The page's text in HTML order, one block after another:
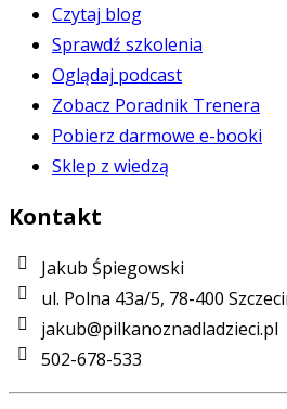
Czytaj blog
Sprawdź szkolenia
Oglądaj podcast
Zobacz Poradnik Trenera
Pobierz darmowe e-booki
Sklep z wiedzą
Kontakt
Jakub Śpiegowski
ul. Polna 43a/5, 78-400
jakub@pilkanoznadladzieci.pl
502-678-533